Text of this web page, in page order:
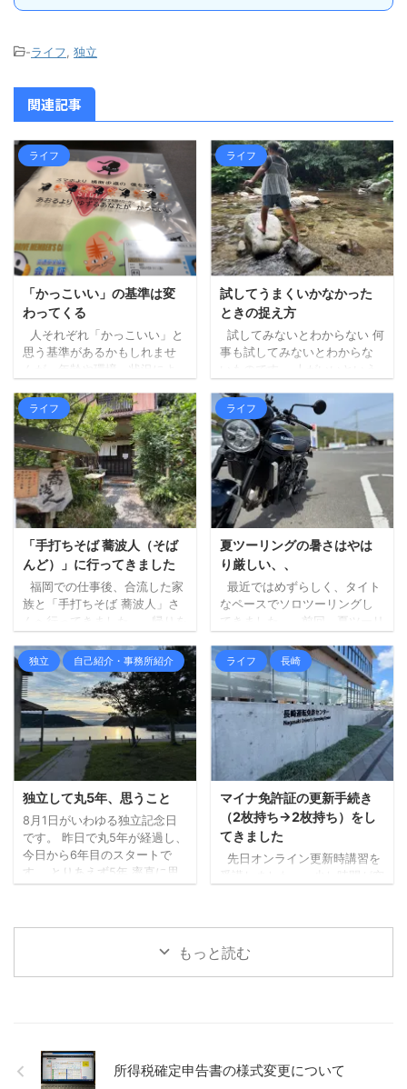
-ライフ, 独立
関連記事
ライフ
「かっこいい」の基準は変
わってくる
人それぞれ「かっこいい」と
思う基準があるかもしれませ
んが、年齢や環境、状況によ
じております。 なんとなく、
外側のことから内側のことに
変化していっているようなイ
メージです。 「人」で言う
と、 自分の軸を持っている 仕
事への向き合い方 覚悟 動き続
ける 穏やかさ 受け入れる姿勢
などなど 私がかっこいいなと
思う人は、どう見えるかとい
うことではなく、どう生きる
かということを大事にしてい
る気がします。 話が少しずれ
ますが、先日、免許のオンラ
イン更 ...
ライフ
試してうまくいかなかった
ときの捉え方
試してみないとわからない 何
事も試してみないとわからな
いものです。 人がいいという
というのはいいと思います。
ですが、人がダメというから
やらないというのは違うのか
もしれません（もちろん、絶
対ダメなこともあります
が、、）。 単にその人にとっ
て合わないだけで、自分には
そうじゃない場合は、ただの
機会損失になってしまいま
す。 試してみないとわかりま
せん。 うまくいかないことも
ある 試してみないとわからな
いし、と実際にやってみたも
のの、うまくいかないという
ことも ...
ライフ
「手打ちそば 蕎波人（そば
んど）」に行ってきました
福岡での仕事後、合流した家
族と「手打ちそば 蕎波人」さ
んへ行ってきました。 帰りを
ばでも食べて帰ろうというこ
とになり、妻にお店を探して
もらいました（大抵妻に探し
てもらいます）。 蕎波人さん
は三瀬のお店ではないのです
が（福岡県早良区）、良さそ
うなお店の中から、到着予定
がちょうどよかったのも決め
手になりました。 詳しく調べ
ずにいったのですが、人気店
のようで、すでに受付を済ま
せて待機している人ばかりで
した。 ひとまず ...
ライフ
夏ツーリングの暑さはやは
り厳しい、、
最近ではめずらしく、タイト
なペースでソロツーリングし
てきました。 前回、夏ツーリ
はず、という記事を書きまし
たが、最初に掲げた「ずら
す」が中途半端だったため
に、暑さはどうにもなりませ
んでした。。 ちょっと前にベ
ストタイプのジャケットを新
調したので、それも試してみ
ましたが、個人の感想としま
しては、「幾分マシではある
ものの暑いもんは暑い！」と
いう結果となりました。 エン
ジンの排熱と日差しで、暑さ
（熱さ）が上からも下からも
なので。 山間部は涼しく ...
独立 自己紹介・事務所紹介
独立して丸5年、思うこと
8月1日がいわゆる独立記念日
です。 昨日で丸5年が経過し、
今日から6年目のスタートで
す。 とりあえず5年 率直に思
いう感じでしょうか。 0スター
に生活できるかというと心許
ない感じでしたし、ちゃんと
す。 思ったとおりの形ではな
い 正直なところ思い描いたカ
ライフ 長崎
マイナ免許証の更新手続き
（2枚持ち→2枚持ち）をし
てきました
先日オンライン更新時講習を
と思った日が閉庁日だったり
で、行けずにおりまし
た。。）。 私は免許更新前に
マイナ免許証の2枚持ちに切り
次も2枚持ちにするかなど、事
もっと読む
所得税確定申告書の様式変更について